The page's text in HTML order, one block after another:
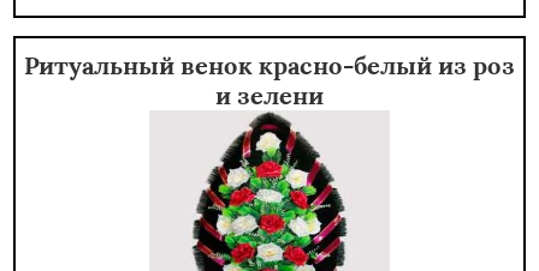
Ритуальный венок красно-белый из роз
и зелени